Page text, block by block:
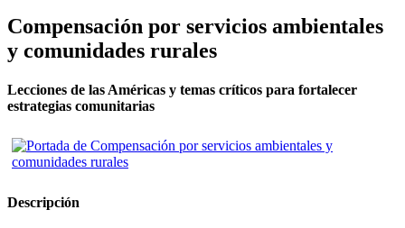
Compensación por servicios ambientales
y comunidades rurales
Lecciones de las Américas y temas críticos para fortalecer
estrategias comunitarias
Descripción